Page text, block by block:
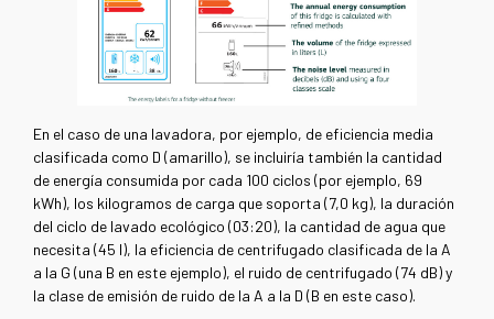
En el caso de una lavadora, por ejemplo, de eficiencia media
clasificada como D (amarillo), se incluiría también la cantidad
de energía consumida por cada 100 ciclos (por ejemplo, 69
kWh), los kilogramos de carga que soporta (7,0 kg), la duración
del ciclo de lavado ecológico (03:20), la cantidad de agua que
necesita (45 l), la eficiencia de centrifugado clasificada de la A
a la G (una B en este ejemplo), el ruido de centrifugado (74 dB) y
la clase de emisión de ruido de la A a la D (B en este caso).